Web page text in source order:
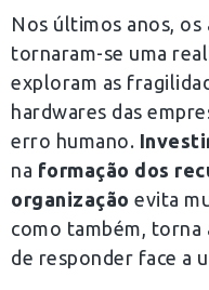
Nos últimos anos,
tornaram-se uma
exploram as
hardwares das
erro humano.
na formação dos
organização evita
como também, torna
de responder face a